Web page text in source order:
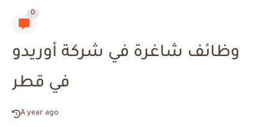
0
وظائف شاغرة في شركة أوريدو
في قطر
A year ago